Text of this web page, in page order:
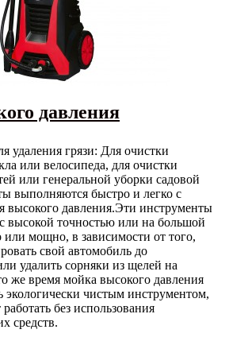
давления
удаления грязи: Для очистки
или велосипеда, для очистки
или генеральной уборки садовой
выполняются быстро и легко с
высокого давления.Эти инструменты
высокой точностью или на большой
мощно, в зависимости от того,
свой автомобиль до
удалить сорняки из щелей на
же время мойка высокого давления
экологически чистым инструментом,
без использования
средств.